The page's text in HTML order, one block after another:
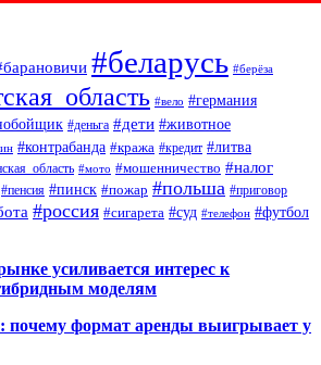
#беларусь #берёза
#вело #германия
#деньга #дети #животное
#контрабанда #кража #кредит #литва
#мото #мошенничество #налог
#пенсия #пинск #пожар #польша #приговор
#россия #сигарета #суд #телефон #футбол
усиливается интерес к
моделям
почему формат аренды выигрывает у